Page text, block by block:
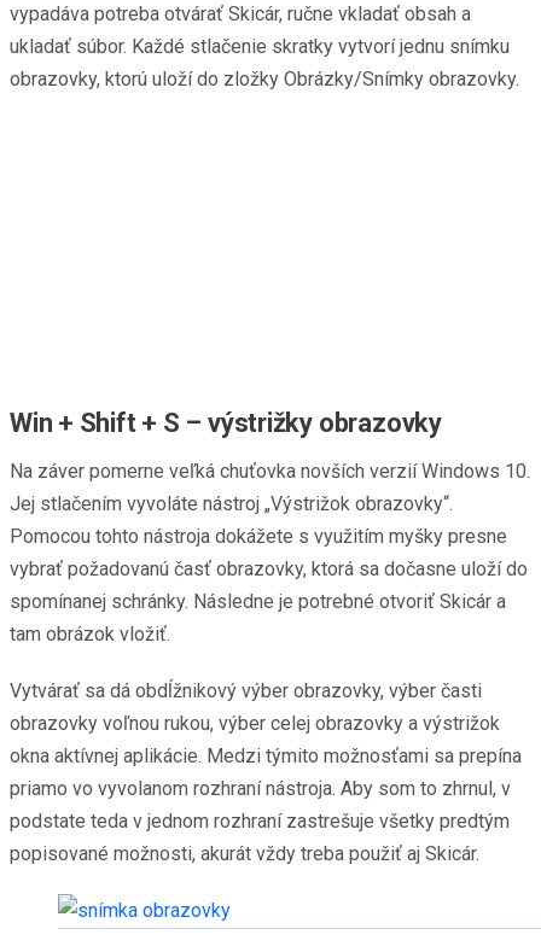
vypadáva potreba otvárať Skicár, ručne vkladať obsah a
ukladať súbor. Každé stlačenie skratky vytvorí jednu snímku
obrazovky, ktorú uloží do zložky Obrázky/Snímky obrazovky.
Win + Shift + S – výstrižky obrazovky
Na záver pomerne veľká chuťovka novších verzií Windows 10.
Jej stlačením vyvoláte nástroj „Výstrižok obrazovky“.
Pomocou tohto nástroja dokážete s využitím myšky presne
vybrať požadovanú časť obrazovky, ktorá sa dočasne uloží do
spomínanej schránky. Následne je potrebné otvoriť Skicár a
tam obrázok vložiť.
Vytvárať sa dá obdĺžnikový výber obrazovky, výber časti
obrazovky voľnou rukou, výber celej obrazovky a výstrižok
okna aktívnej aplikácie. Medzi týmito možnosťami sa prepína
priamo vo vyvolanom rozhraní nástroja. Aby som to zhrnul, v
podstate teda v jednom rozhraní zastrešuje všetky predtým
popisované možnosti, akurát vždy treba použiť aj Skicár.